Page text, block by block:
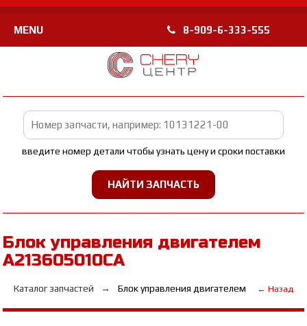
MENU 8-909-6-333-555
введите номер детали чтобы узнать цену и сроки поставки
Блок управления двигателем
A213605010CA
Каталог запчастей Блок управления двигателем ← Назад